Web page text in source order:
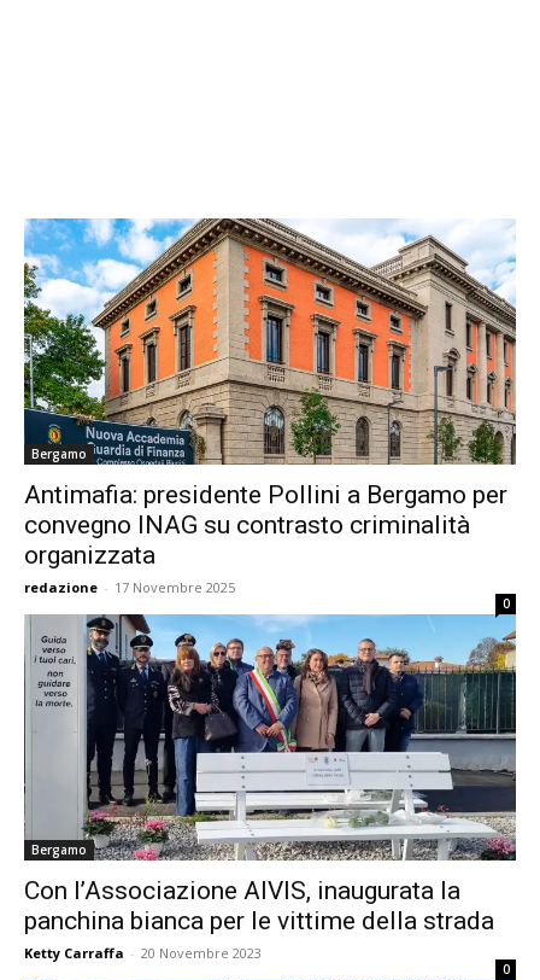
Bergamo
Antimafia: presidente Pollini a Bergamo per
convegno INAG su contrasto criminalità
organizzata
redazione - 17 Novembre 2025
0
Bergamo
Con l’Associazione AIVIS, inaugurata la
panchina bianca per le vittime della strada
Ketty Carraffa - 20 Novembre 2023
0